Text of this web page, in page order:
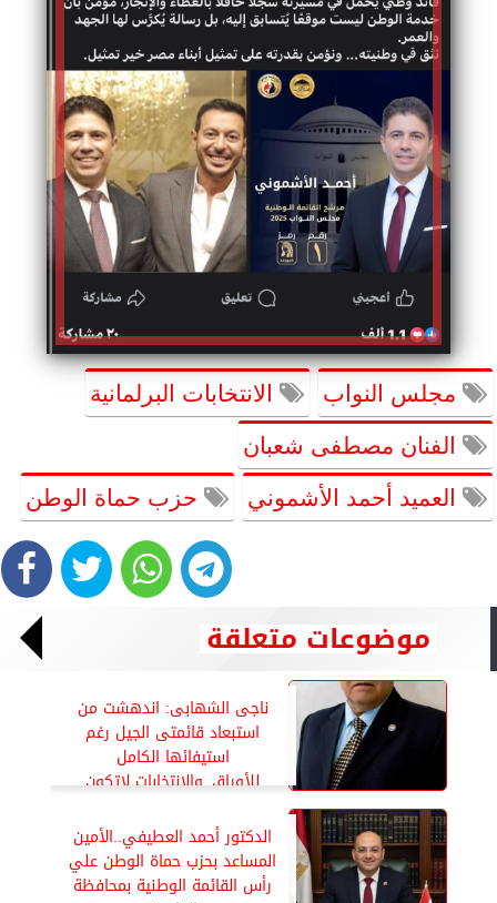
مجلس النواب الانتخابات البرلمانية
الفنان مصطفى شعبان
العميد أحمد الأشموني حزب حماة الوطن
موضوعات متعلقة
ناجى الشهابى: اندهشت من
استبعاد قائمتى الجيل رغم
استيفائها الكامل
للأوراق..والانتخابات لاتكون
الدكتور أحمد العطيفي..الأمين
المساعد بحزب حماة الوطن علي
رأس القائمة الوطنية بمحافظة